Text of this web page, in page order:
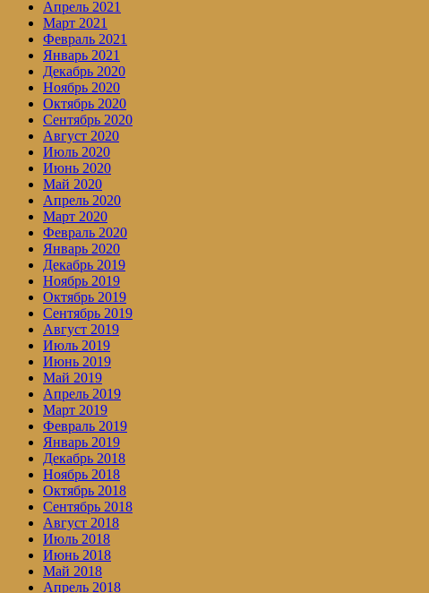
Апрель 2021
Март 2021
Февраль 2021
Январь 2021
Декабрь 2020
Ноябрь 2020
Октябрь 2020
Сентябрь 2020
Август 2020
Июль 2020
Июнь 2020
Май 2020
Апрель 2020
Март 2020
Февраль 2020
Январь 2020
Декабрь 2019
Ноябрь 2019
Октябрь 2019
Сентябрь 2019
Август 2019
Июль 2019
Июнь 2019
Май 2019
Апрель 2019
Март 2019
Февраль 2019
Январь 2019
Декабрь 2018
Ноябрь 2018
Октябрь 2018
Сентябрь 2018
Август 2018
Июль 2018
Июнь 2018
Май 2018
Апрель 2018